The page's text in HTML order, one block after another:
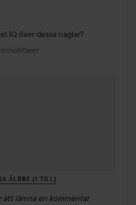
IQ över dessa naglar?
lades 1 år
ÄLDRE (1 TILL)
att lämna en kommentar